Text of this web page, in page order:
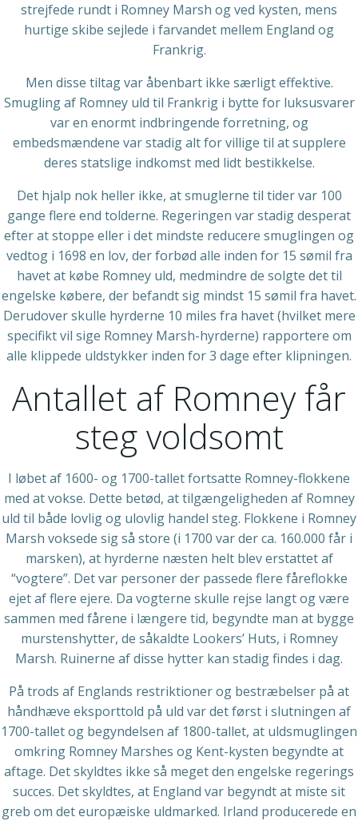
strejfede rundt i Romney Marsh og ved kysten, mens
hurtige skibe sejlede i farvandet mellem England og
Frankrig.
Men disse tiltag var åbenbart ikke særligt effektive.
Smugling af Romney uld til Frankrig i bytte for luksusvarer
var en enormt indbringende forretning, og
embedsmændene var stadig alt for villige til at supplere
deres statslige indkomst med lidt bestikkelse.
Det hjalp nok heller ikke, at smuglerne til tider var 100
gange flere end tolderne. Regeringen var stadig desperat
efter at stoppe eller i det mindste reducere smuglingen og
vedtog i 1698 en lov, der forbød alle inden for 15 sømil fra
havet at købe Romney uld, medmindre de solgte det til
engelske købere, der befandt sig mindst 15 sømil fra havet.
Derudover skulle hyrderne 10 miles fra havet (hvilket mere
specifikt vil sige Romney Marsh-hyrderne) rapportere om
alle klippede uldstykker inden for 3 dage efter klipningen.
Antallet af Romney får
steg voldsomt
I løbet af 1600- og 1700-tallet fortsatte Romney-flokkene
med at vokse. Dette betød, at tilgængeligheden af Romney
uld til både lovlig og ulovlig handel steg. Flokkene i Romney
Marsh voksede sig så store (i 1700 var der ca. 160.000 får i
marsken), at hyrderne næsten helt blev erstattet af
“vogtere”. Det var personer der passede flere fåreflokke
ejet af flere ejere. Da vogterne skulle rejse langt og være
sammen med fårene i længere tid, begyndte man at bygge
murstenshytter, de såkaldte Lookers’ Huts, i Romney
Marsh. Ruinerne af disse hytter kan stadig findes i dag.
På trods af Englands restriktioner og bestræbelser på at
håndhæve eksporttold på uld var det først i slutningen af
1700-tallet og begyndelsen af 1800-tallet, at uldsmuglingen
omkring Romney Marshes og Kent-kysten begyndte at
aftage. Det skyldtes ikke så meget den engelske regerings
succes. Det skyldtes, at England var begyndt at miste sit
greb om det europæiske uldmarked. Irland producerede en